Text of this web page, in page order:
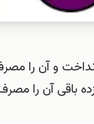
و آن را
آن را